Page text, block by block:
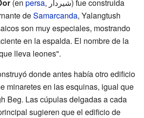
(en persa, شیردار‎) fue construida
deSamarcanda, Yalangtush
son muy especiales, mostrando
en la espalda. El nombre de la
lleva leones".
donde antes había otro edificio
minaretes en las esquinas, igual que
Beg. Las cúpulas delgadas a cada
sugieren que el edificio de